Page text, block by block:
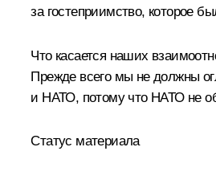
за гостеприимство, которое
Что касается наших
Прежде всего мы не должны
и НАТО, потому что НАТО не
Статус материала